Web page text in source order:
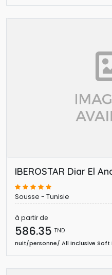
IBEROSTAR Diar El
Sousse - Tunisie
à partir de
586.35 TND
nuit/personne/ All Inclusive Soft